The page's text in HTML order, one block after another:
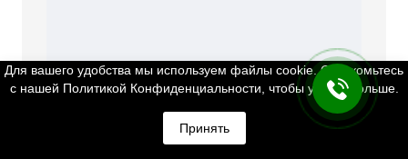
800.00 грн.
Для вашего удобства мы используем файлы cookie. Ознакомьтесь
с нашей Политикой Конфиденциальности, чтобы узнать больше.
Принять